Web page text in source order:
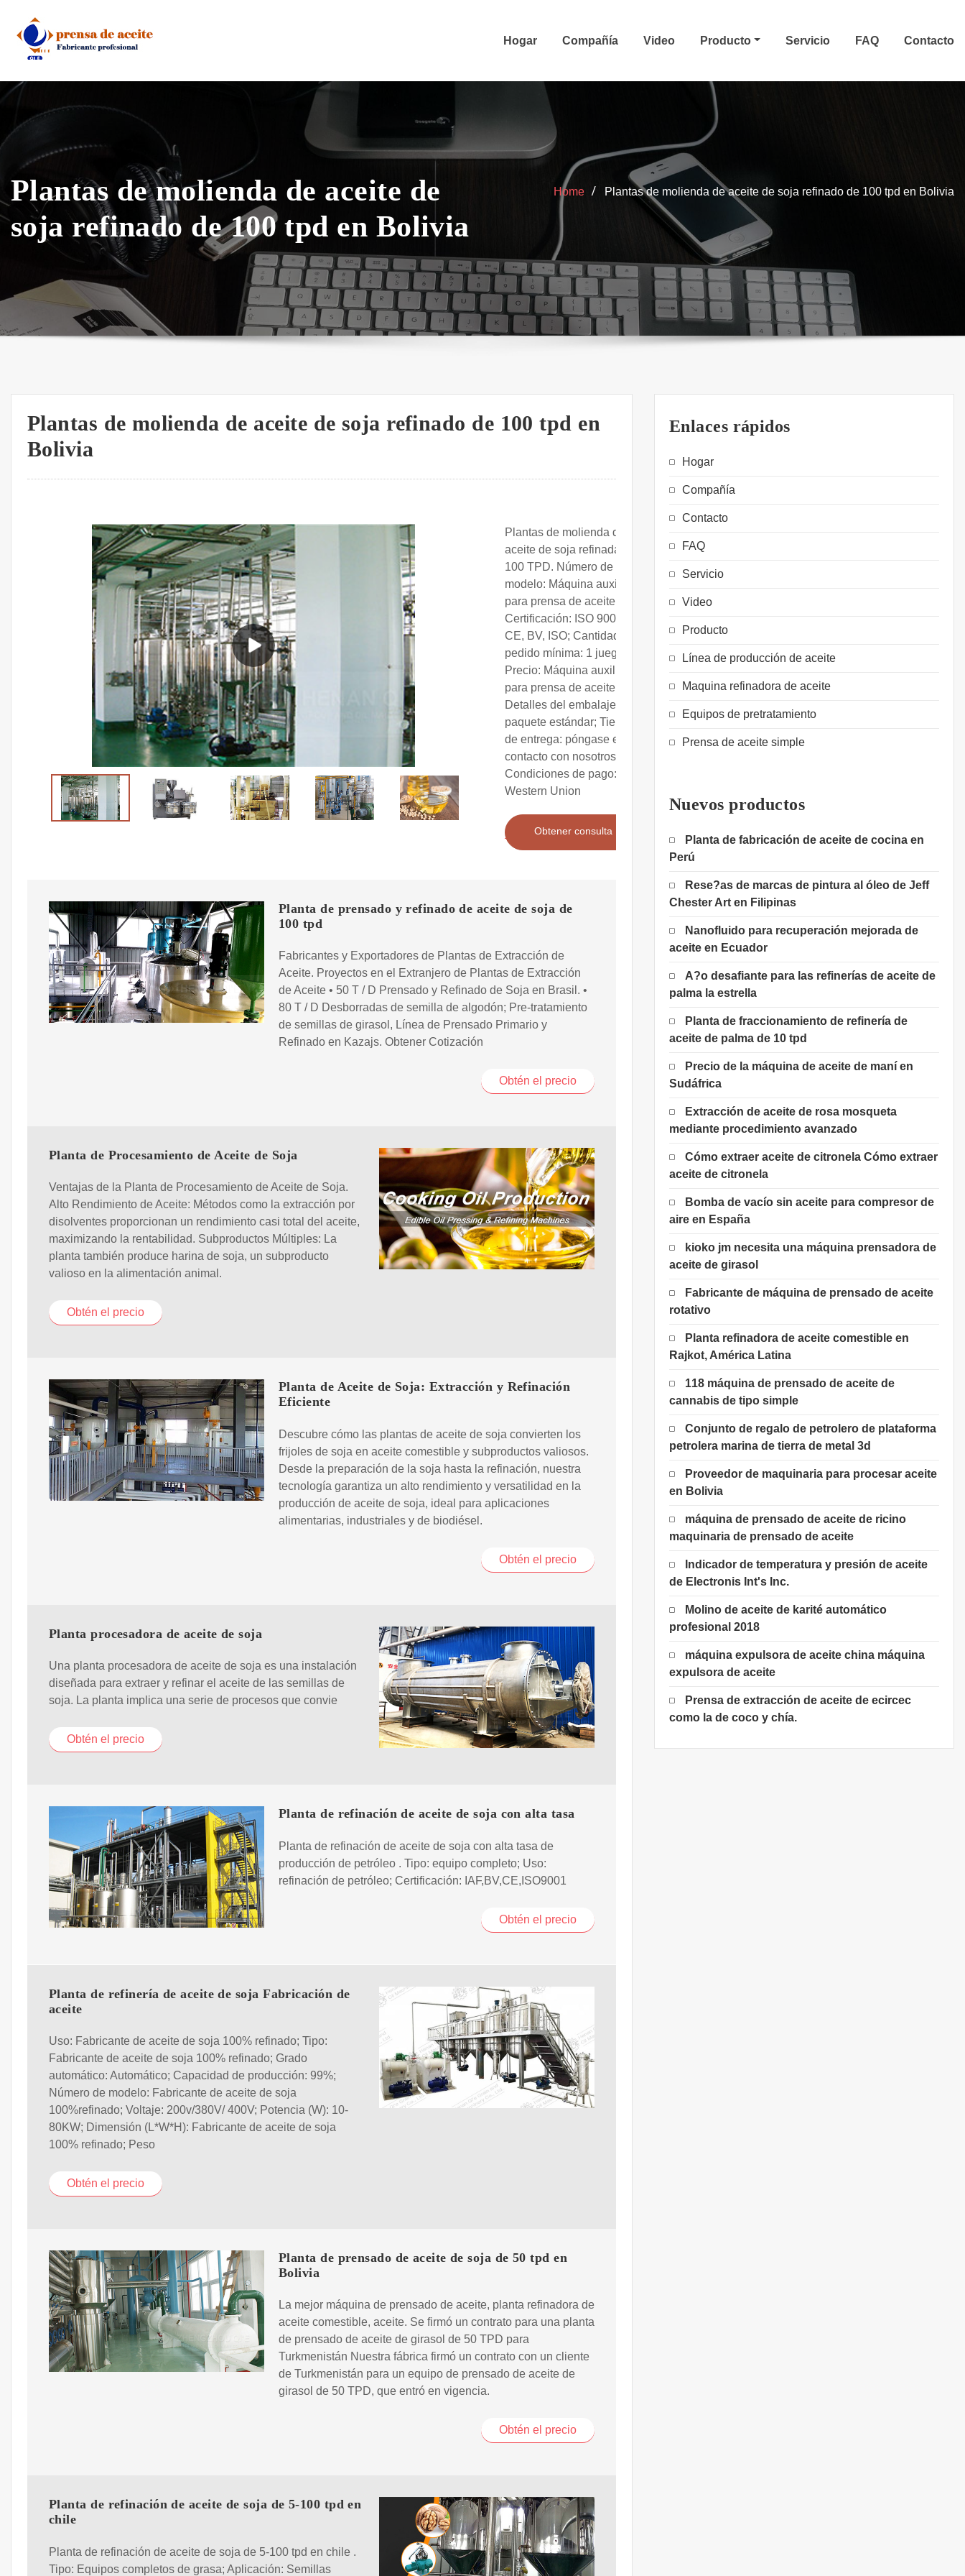
content
Hogar Compañía Video Producto Servicio FAQ Contacto
Plantas de molienda de aceite de
soja refinado de 100 tpd en Bolivia
Home Plantas de molienda de aceite de soja refinado de 100 tpd en Bolivia
Plantas de molienda de aceite de soja refinado de 100 tpd en
Bolivia
Plantas de molienda de
aceite de soja refinada de
100 TPD. Número de
modelo: Máquina auxiliar
para prensa de aceite;
Certificación: ISO 9001,
CE, BV, ISO; Cantidad de
pedido mínima: 1 juego;
Precio: Máquina auxiliar
para prensa de aceite;
Detalles del embalaje:
paquete estándar; Tiempo
de entrega: póngase en
contacto con nosotros;
Condiciones de pago: T/T,
Western Union
Obtener consulta
Planta de prensado y refinado de aceite de soja de
100 tpd
Fabricantes y Exportadores de Plantas de Extracción de
Aceite. Proyectos en el Extranjero de Plantas de Extracción
de Aceite • 50 T / D Prensado y Refinado de Soja en Brasil. •
80 T / D Desborradas de semilla de algodón; Pre-tratamiento
de semillas de girasol, Línea de Prensado Primario y
Refinado en Kazajs. Obtener Cotización
Obtén el precio
Planta de Procesamiento de Aceite de Soja
Ventajas de la Planta de Procesamiento de Aceite de Soja.
Alto Rendimiento de Aceite: Métodos como la extracción por
disolventes proporcionan un rendimiento casi total del aceite,
maximizando la rentabilidad. Subproductos Múltiples: La
planta también produce harina de soja, un subproducto
valioso en la alimentación animal.
Obtén el precio
Planta de Aceite de Soja: Extracción y Refinación
Eficiente
Descubre cómo las plantas de aceite de soja convierten los
frijoles de soja en aceite comestible y subproductos valiosos.
Desde la preparación de la soja hasta la refinación, nuestra
tecnología garantiza un alto rendimiento y versatilidad en la
producción de aceite de soja, ideal para aplicaciones
alimentarias, industriales y de biodiésel.
Obtén el precio
Planta procesadora de aceite de soja
Una planta procesadora de aceite de soja es una instalación
diseñada para extraer y refinar el aceite de las semillas de
soja. La planta implica una serie de procesos que convie
Obtén el precio
Planta de refinación de aceite de soja con alta tasa
Planta de refinación de aceite de soja con alta tasa de
producción de petróleo . Tipo: equipo completo; Uso:
refinación de petróleo; Certificación: IAF,BV,CE,ISO9001
Obtén el precio
Planta de refinería de aceite de soja Fabricación de
aceite
Uso: Fabricante de aceite de soja 100% refinado; Tipo:
Fabricante de aceite de soja 100% refinado; Grado
automático: Automático; Capacidad de producción: 99%;
Número de modelo: Fabricante de aceite de soja
100%refinado; Voltaje: 200v/380V/ 400V; Potencia (W): 10-
80KW; Dimensión (L*W*H): Fabricante de aceite de soja
100% refinado; Peso
Obtén el precio
Planta de prensado de aceite de soja de 50 tpd en
Bolivia
La mejor máquina de prensado de aceite, planta refinadora de
aceite comestible, aceite. Se firmó un contrato para una planta
de prensado de aceite de girasol de 50 TPD para
Turkmenistán Nuestra fábrica firmó un contrato con un cliente
de Turkmenistán para un equipo de prensado de aceite de
girasol de 50 TPD, que entró en vigencia.
Obtén el precio
Planta de refinación de aceite de soja de 5-100 tpd en
chile
Planta de refinación de aceite de soja de 5-100 tpd en chile .
Tipo: Equipos completos de grasa; Aplicación: Semillas
Enlaces rápidos
Hogar
Compañía
Contacto
FAQ
Servicio
Video
Producto
Línea de producción de aceite
Maquina refinadora de aceite
Equipos de pretratamiento
Prensa de aceite simple
Nuevos productos
Planta de fabricación de aceite de cocina en
Perú
Rese?as de marcas de pintura al óleo de Jeff
Chester Art en Filipinas
Nanofluido para recuperación mejorada de
aceite en Ecuador
A?o desafiante para las refinerías de aceite de
palma la estrella
Planta de fraccionamiento de refinería de
aceite de palma de 10 tpd
Precio de la máquina de aceite de maní en
Sudáfrica
Extracción de aceite de rosa mosqueta
mediante procedimiento avanzado
Cómo extraer aceite de citronela Cómo extraer
aceite de citronela
Bomba de vacío sin aceite para compresor de
aire en España
kioko jm necesita una máquina prensadora de
aceite de girasol
Fabricante de máquina de prensado de aceite
rotativo
Planta refinadora de aceite comestible en
Rajkot, América Latina
118 máquina de prensado de aceite de
cannabis de tipo simple
Conjunto de regalo de petrolero de plataforma
petrolera marina de tierra de metal 3d
Proveedor de maquinaria para procesar aceite
en Bolivia
máquina de prensado de aceite de ricino
maquinaria de prensado de aceite
Indicador de temperatura y presión de aceite
de Electronis Int's Inc.
Molino de aceite de karité automático
profesional 2018
máquina expulsora de aceite china máquina
expulsora de aceite
Prensa de extracción de aceite de ecircec
como la de coco y chía.